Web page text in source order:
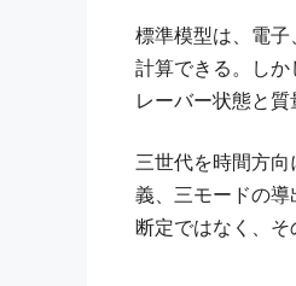
標準模型は、電
計算できる。し
レーバー状態と
三世代を時間方
義、三モードの
断定ではなく、そ